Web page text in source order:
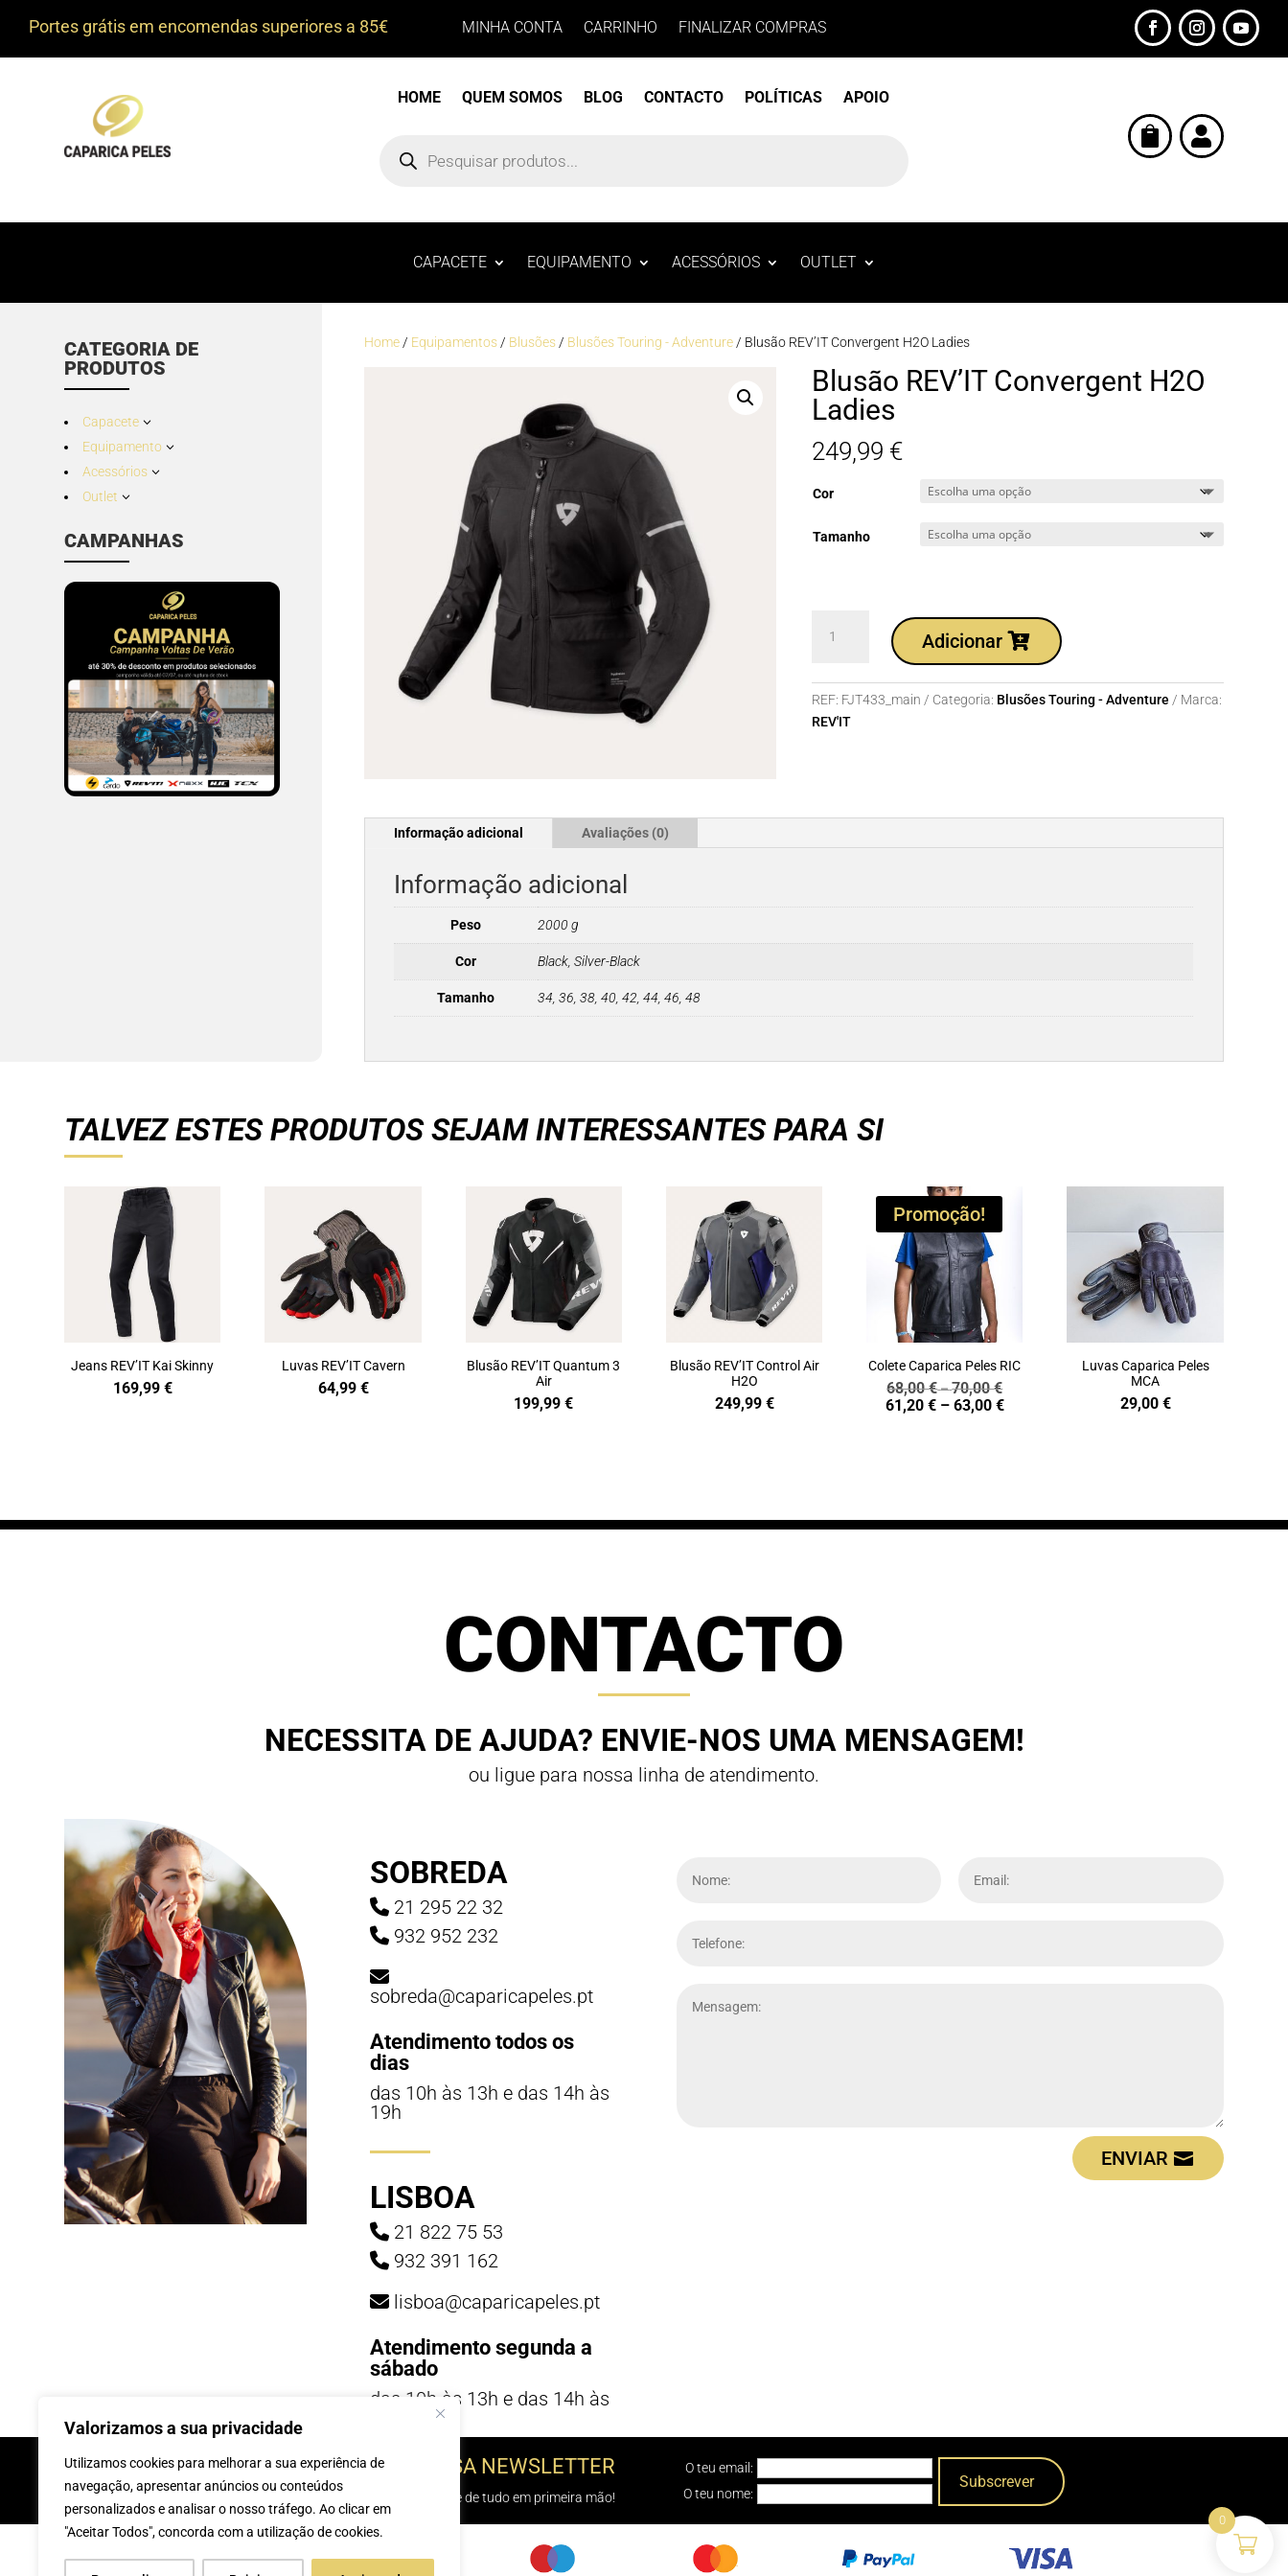
Valorizamos a sua privacidade
Utilizamos cookies para melhorar a sua experiência de
navegação, apresentar anúncios ou conteúdos
personalizados e analisar o nosso tráfego. Ao clicar em
"Aceitar Todos", concorda com a utilização de cookies.
Portes grátis em encomendas superiores a 85€ MINHA CONTA CARRINHO FINALIZAR COMPRAS
HOME QUEM SOMOS BLOG CONTACTO POLÍTICAS APOIO
search
 
CAPACETE EQUIPAMENTO ACESSÓRIOS OUTLET
CATEGORIA DE
PRODUTOS
Capacete 3
Equipamento 3
Acessórios 3
Outlet 3
CAMPANHAS
Home / Equipamentos / Blusões / Blusões Touring - Adventure / Blusão REV’IT Convergent H2O Ladies
Blusão REV’IT Convergent H2O
Ladies
249,99 €
Cor
Tamanho
REV'IT
Convergent
H2O
Adicionar
REF: FJT433_main Categoria: Blusões Touring - Adventure
Marca:
REV'IT
Informação adicional Avaliações (0)
Informação adicional
Peso 2000 g
Cor Black, Silver-Black
Tamanho 34, 36, 38, 40, 42, 44, 46, 48
TALVEZ ESTES PRODUTOS SEJAM INTERESSANTES PARA SI
Jeans REV’IT Kai Skinny
169,99 €
Luvas REV’IT Cavern
64,99 €
Blusão REV’IT Quantum 3
Air
199,99€
Blusão REV’IT Control Air
H2O
249,99 €
Promoção!
Colete Caparica Peles RIC
68,00€–70,00€Price
range:
61,20 € – 63,00 €Price
Luvas Caparica Peles
MCA
29,00 €
CONTACTO
NECESSITA DE AJUDA? ENVIE-NOS UMA MENSAGEM!
ou ligue para nossa linha de atendimento.
SOBREDA
21 295 22 32
932 952 232
sobreda@caparicapeles.pt
Atendimento todos os
dias
das 10h às 13h e das 14h às
19h
LISBOA
21 822 75 53
932 391 162
lisboa@caparicapeles.pt
Atendimento segunda a
sábado
das 10h às 13h e das 14h às
ENVIAR
INSCREVE-TE Á NOSSA NEWSLETTER
e sabe de tudo em primeira mão!
O teu email:
O teu nome:
0